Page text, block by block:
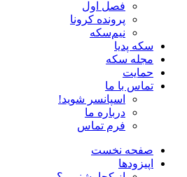
فصل اول
پرونده کرونا
نیم‌سکه
سکه پدیا
مجله سکه
حمایت
تماس با ما
اسپانسر شوید!
درباره ما
فرم تماس
صفحه نخست
اپیزودها